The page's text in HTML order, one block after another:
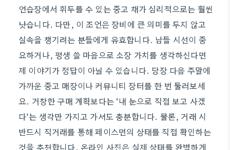
연습장에서 휘두를 수 있는 중고 채가 심리적으로는 훨씬
낫습니다. 다만, 이 조언은 장비에 큰 의미를 두지 않고
실속을 챙기려는 분들에게 유효합니다. 남들 시선이 중
요하거나, 평생 쓸 마음으로 소장 가치를 생각하신다면
제 이야기가 정답이 아닐 수 있습니다. 당장 다음 주말에
가까운 중고 매장이나 커뮤니티 장터를 한 번 둘러보세
요. 거창한 구매 계획보다는 ‘내 눈으로 직접 보고 사겠
다’는 생각만 가지고 가셔도 충분합니다. 물론, 거래 시
반드시 직거래를 통해 페이스면의 상태를 직접 확인하는
것을 추천합니다. 온라인 사진은 실제 상태를 완벽하게